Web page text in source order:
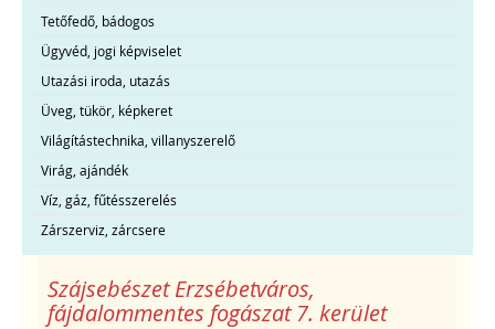
Tetőfedő, bádogos
Ügyvéd, jogi képviselet
Utazási iroda, utazás
Üveg, tükör, képkeret
Világítástechnika, villanyszerelő
Virág, ajándék
Víz, gáz, fűtésszerelés
Zárszerviz, zárcsere
Szájsebészet Erzsébetváros,
fájdalommentes fogászat 7. kerület